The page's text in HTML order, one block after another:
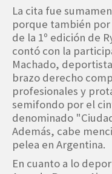
La cita fue
porque también
de la 1º edición de
contó con la
Machado,
brazo derecho
profesionales y
semifondo por el
denominado
Además, cabe
pelea en Argentina.
En cuanto a lo